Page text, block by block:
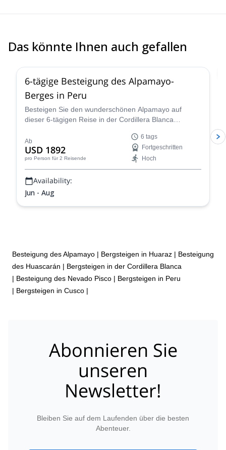
Das könnte Ihnen auch gefallen2.0
6-tägige Besteigung des Alpamayo-
Berges in Peru
Besteigen Sie den wunderschönen Alpamayo auf
dieser 6-tägigen Reise in der Cordillera Blanca
Bergführer, und erleben Sie ein fantastisches
Bergsteigerabenteuer!
Ab
USD 1892
pro Person für 2 Reisende
6 tags
Fortgeschritten
Hoch
Availability:
Jun - Aug
Besteigung des Alpamayo | Bergsteigen in Huaraz | Besteigung
des Huascarán | Bergsteigen in der Cordillera Blanca
| Besteigung des Nevado Pisco | Bergsteigen in Peru
| Bergsteigen in Cusco |
Abonnieren Sie
unseren
Newsletter!
Bleiben Sie auf dem Laufenden über die besten
Abenteuer.